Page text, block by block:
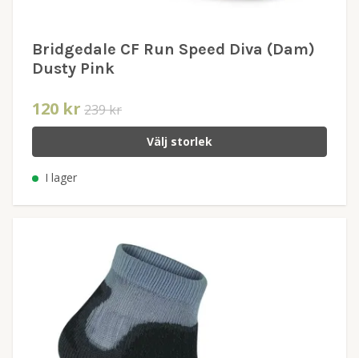
Bridgedale CF Run Speed Diva (Dam)
Dusty Pink
120 kr 239 kr
Välj storlek
I lager